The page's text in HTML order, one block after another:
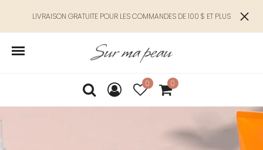
LIVRAISON GRATUITE POUR LES COMMANDES DE 100 $ ET PLUS
0 0